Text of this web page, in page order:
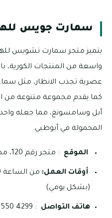
سمارت جويس
يتميز متجر سمارت تشويس
واسعة من المنتجات الكورية،
عصرية تجذب الانظار، مثل
كما يقدم مجموعة متنوعة من
أبل وسامسونغ، مما جعله
المحمولة في أبوظبي.
الموقع : متجر رقم 120، مصفح
أوقات العمل:
(بشكل يومي)
هاتف التواصل : 4299 550 02